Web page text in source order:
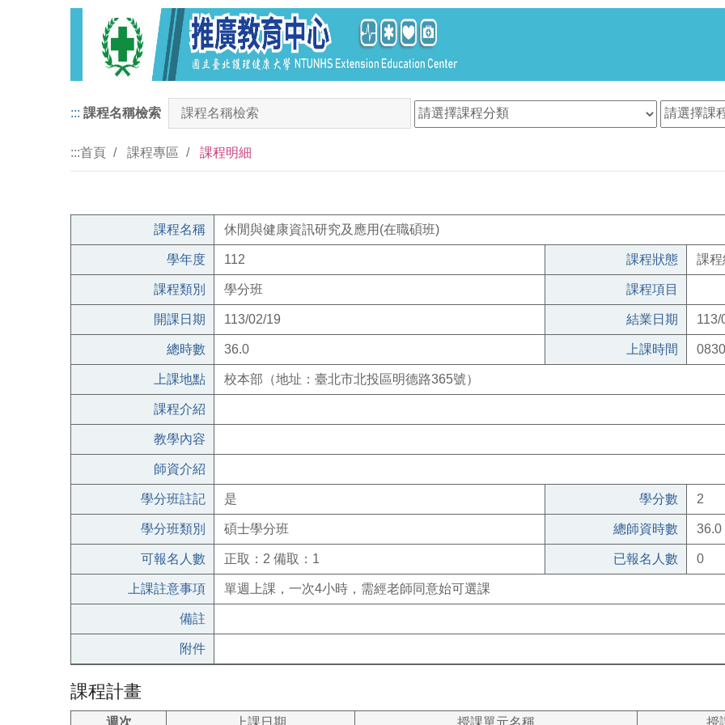
::: 課程名稱檢索
:::首頁 課程專區 課程明細
課程名稱 休閒與健康資訊研究及應用(在職碩班)
學年度 112 課程狀態 課程
課程類別 學分班 課程項目
開課日期 113/02/19 結業日期 113/
總時數 36.0 上課時間
上課地點 校本部（地址：臺北市北投區明德路365號）
課程介紹
教學內容
師資介紹
學分班註記 是 學分數 2
學分班類別 碩士學分班 總師資時數 36.0
可報名人數 正取：2 備取：1 已報名人數 0
上課註意事項 單週上課，一次4小時，需經老師同意始可選課
備註
附件
課程計畫